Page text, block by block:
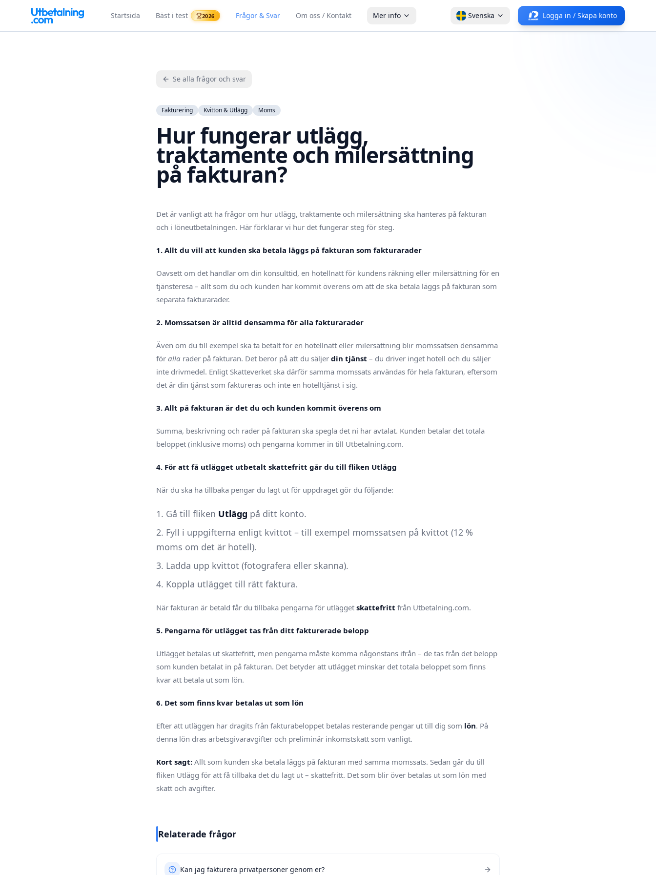
Startsida Bäst i test 2026 Frågor & Svar Om oss / Kontakt Mer info Svenska Logga in / Skapa konto
Se alla frågor och svar
Fakturering Kvitton & Utlägg Moms
Hur fungerar utlägg,
traktamente och milersättning
på fakturan?
Det är vanligt att ha frågor om hur utlägg, traktamente och milersättning ska hanteras på fakturan
och i löneutbetalningen. Här förklarar vi hur det fungerar steg för steg.
1. Allt du vill att kunden ska betala läggs på fakturan som fakturarader
Oavsett om det handlar om din konsulttid, en hotellnatt för kundens räkning eller milersättning för en
tjänsteresa – allt som du och kunden har kommit överens om att de ska betala läggs på fakturan som
separata fakturarader.
2. Momssatsen är alltid densamma för alla fakturarader
Även om du till exempel ska ta betalt för en hotellnatt eller milersättning blir momssatsen densamma
för alla rader på fakturan. Det beror på att du säljer din tjänst – du driver inget hotell och du säljer
inte drivmedel. Enligt Skatteverket ska därför samma momssats användas för hela fakturan, eftersom
det är din tjänst som faktureras och inte en hotelltjänst i sig.
3. Allt på fakturan är det du och kunden kommit överens om
Summa, beskrivning och rader på fakturan ska spegla det ni har avtalat. Kunden betalar det totala
beloppet (inklusive moms) och pengarna kommer in till Utbetalning.com.
4. För att få utlägget utbetalt skattefritt går du till fliken Utlägg
När du ska ha tillbaka pengar du lagt ut för uppdraget gör du följande:
Gå till fliken Utlägg på ditt konto.
Fyll i uppgifterna enligt kvittot – till exempel momssatsen på kvittot (12 %
moms om det är hotell).
Ladda upp kvittot (fotografera eller skanna).
Koppla utlägget till rätt faktura.
När fakturan är betald får du tillbaka pengarna för utlägget skattefritt från Utbetalning.com.
5. Pengarna för utlägget tas från ditt fakturerade belopp
Utlägget betalas ut skattefritt, men pengarna måste komma någonstans ifrån – de tas från det belopp
som kunden betalat in på fakturan. Det betyder att utlägget minskar det totala beloppet som finns
kvar att betala ut som lön.
6. Det som finns kvar betalas ut som lön
Efter att utläggen har dragits från fakturabeloppet betalas resterande pengar ut till dig som lön. På
denna lön dras arbetsgivaravgifter och preliminär inkomstskatt som vanligt.
Kort sagt: Allt som kunden ska betala läggs på fakturan med samma momssats. Sedan går du till
fliken Utlägg för att få tillbaka det du lagt ut – skattefritt. Det som blir över betalas ut som lön med
skatt och avgifter.
Relaterade frågor
Kan jag fakturera privatpersoner genom er?